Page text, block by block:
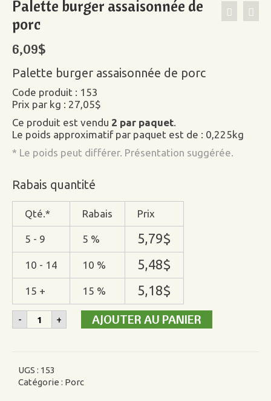
Palette burger assaisonnée de
porc
6,09$
Palette burger assaisonnée de porc
Code produit : 153
Prix par kg : 27,05$
Ce produit est vendu 2 par paquet.
Le poids approximatif par paquet est de : 0,225kg
* Le poids peut différer. Présentation suggérée.
Rabais quantité
Qté.* Rabais Prix
5 - 9 5 % 5,79$
10 - 14 10 % 5,48$
15 + 15 % 5,18$
- quantité
de
de
porc
+ AJOUTER AU PANIER
UGS : 153
Catégorie : Porc